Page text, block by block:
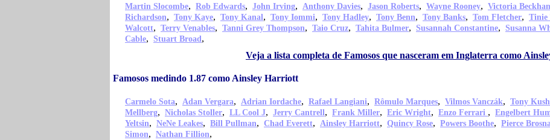
Martin Slocombe, Rob Edwards, John Irving, Anthony Davies, Jason Roberts, Wayne Rooney, Victoria
Richardson, Tony Kaye, Tony Kanal, Tony Iommi, Tony Hadley, Tony Benn, Tony Banks, Tom Fletcher, Tinie
Walcott, Terry Venables, Tanni Grey Thompson, Taio Cruz, Tahita Bulmer, Susannah Constantine, Susanna
Cable, Stuart Broad,
Veja a lista completa de Famosos que nasceram em Inglaterra como
Famosos medindo 1.87 como Ainsley Harriott
Carmelo Sota, Adan Vergara, Adrian Iordache, Rafael Langiani, Rômulo Marques, Vilmos Vanczák, Tony
Mellberg, Nicholas Stoller, LL Cool J, Jerry Cantrell, Frank Miller, Eric Wright, Enzo Ferrari , Engelbert
Yeltsin, NeNe Leakes, Bill Pullman, Chad Everett, Ainsley Harriott, Quincy Rose, Powers Boothe, Pierce
Simon, Nathan Fillion,